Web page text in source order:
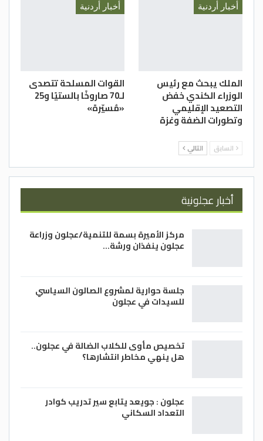
أخبار أردنية
الملك يبحث مع رئيس
الوزراء الكندي خفض
التصعيد الإقليمي
وتطورات الضفة وغزة
أخبار أردنية
القوات المسلحة تتصدى
لـ70 صاروخًا بالستيًا و25
«مُسيّرة»
السابق التالي
أخبار عجلونية
مركز الأميرة بسمة للتنمية/عجلون وزراعة
عجلون ينفذان ورشة…
جلسة حوارية لمشروع الصالون السياسي
للسيدات في عجلون
تخصيص مأوى للكلاب الضالة في عجلون..
هل ينهي مخاطر انتشارها؟
عجلون : جويعد يتابع سير تدريب كوادر
التعداد السكاني